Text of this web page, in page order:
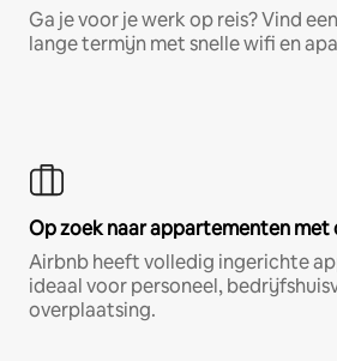
Ga je voor je werk op reis? Vind
lange termijn met snelle wifi en
Op zoek naar appartementen met
Airbnb heeft volledig ingerichte
ideaal voor personeel,
overplaatsing.